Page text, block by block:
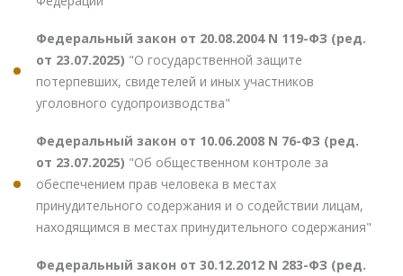
Федеральный закон от 20.08.2004 N 119-ФЗ (ред.
от 23.07.2025) "О государственной защите
потерпевших, свидетелей и иных участников
уголовного судопроизводства"
Федеральный закон от 10.06.2008 N 76-ФЗ (ред.
от 23.07.2025) "Об общественном контроле за
обеспечением прав человека в местах
принудительного содержания и о содействии лицам,
находящимся в местах принудительного содержания"
Федеральный закон от 30.12.2012 N 283-ФЗ (ред.